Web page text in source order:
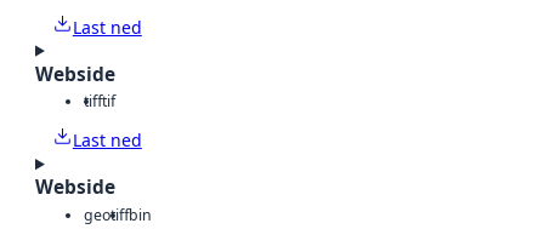
Last ned
Webside
tifftif
Last ned
Webside
geotiffbin